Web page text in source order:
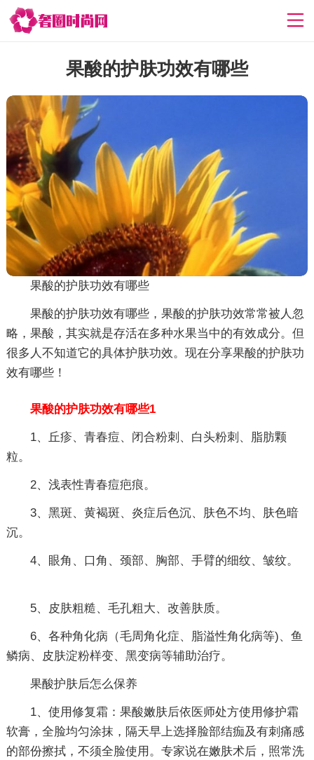
果酸的护肤功效有哪些
果酸的护肤功效有哪些
果酸的护肤功效有哪些，果酸的护肤功效常常被人忽
略，果酸，其实就是存活在多种水果当中的有效成分。但
很多人不知道它的具体护肤功效。现在分享果酸的护肤功
效有哪些！
果酸的护肤功效有哪些1
1、丘疹、青春痘、闭合粉刺、白头粉刺、脂肪颗
粒。
2、浅表性青春痘疤痕。
3、黑斑、黄褐斑、炎症后色沉、肤色不均、肤色暗
沉。
4、眼角、口角、颈部、胸部、手臂的细纹、皱纹。
5、皮肤粗糙、毛孔粗大、改善肤质。
6、各种角化病（毛周角化症、脂溢性角化病等)、鱼
鳞病、皮肤淀粉样变、黑变病等辅助治疗。
果酸护肤后怎么保养
1、使用修复霜：果酸嫩肤后依医师处方使用修护霜
软膏，全脸均匀涂抹，隔天早上选择脸部结痂及有刺痛感
的部份擦拭，不须全脸使用。专家说在嫩肤术后，照常洗